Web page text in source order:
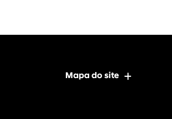
Mapa do site